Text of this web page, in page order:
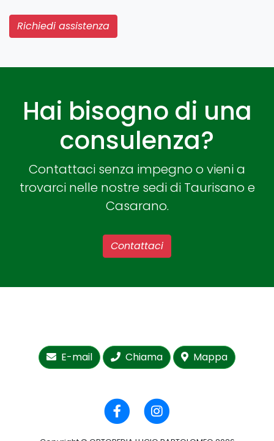
Richiedi assistenza
Hai bisogno di una
consulenza?
Contattaci senza impegno o vieni a
trovarci nelle nostre sedi di Taurisano e
Casarano.
Contattaci
E-mail Chiama Mappa